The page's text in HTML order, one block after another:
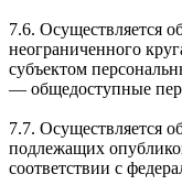
7.6. Осуществляется
неограниченного
субъектом
— общедоступные
7.7. Осуществляется
подлежащих
соответствии с